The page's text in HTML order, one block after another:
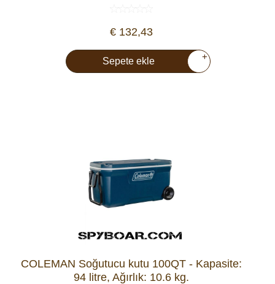
€ 132,43
Sepete ekle +
COLEMAN Soğutucu kutu 100QT - Kapasite:
94 litre, Ağırlık: 10.6 kg.